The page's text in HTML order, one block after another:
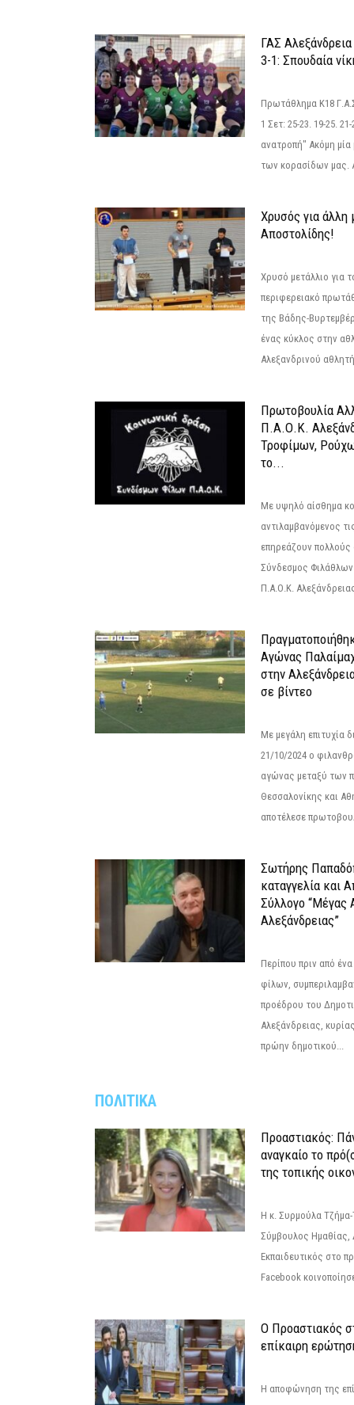
ΓΑΣ
3-1: Σπουδαία
Πρωτάθλημα Κ18
1 Σετ: 25-23. 19-25.
ανατροπή" Ακόμη μία
των κορασίδων μας.
Χρυσός για άλλη
Αποστολίδης!
Χρυσό μετάλλιο για
περιφερειακό
της Βάδης-
ένας κύκλος στην
Αλεξανδρινού
Πρωτοβουλία
Π.Α.Ο.Κ.
Τροφίμων,
το...
Με υψηλό αίσθημα
αντιλαμβανόμενος
επηρεάζουν πολλούς
Σύνδεσμος
Π.Α.Ο.Κ.
Αγώνας
στην
σε βίντεο
Με μεγάλη επιτυχία
21/10/2024 ο
αγώνας μεταξύ των
Θεσσαλονίκης και
αποτέλεσε
Σωτήρης
καταγγελία και
Σύλλογο “Μέγας
Αλεξάνδρειας”
Περίπου πριν από
φίλων,
προέδρου του
Αλεξάνδρειας,
πρώην δημοτικού...
ΠΟΛΙΤΙΚΑ
Προαστιακός:
αναγκαίο το
της τοπικής
Η κ. Συρμούλα
Σύμβουλος Ημαθίας,
Εκπαιδευτικός στο
Facebook
Ο Προαστιακός
επίκαιρη
Η αποφώνηση της